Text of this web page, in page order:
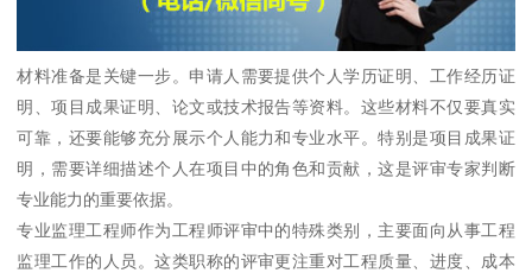
材料准备是关键一步。申请人需要提供个人学历证明、工作经历证
明、项目成果证明、论文或技术报告等资料。这些材料不仅要真实
可靠，还要能够充分展示个人能力和专业水平。特别是项目成果证
明，需要详细描述个人在项目中的角色和贡献，这是评审专家判断
专业能力的重要依据。
专业监理工程师作为工程师评审中的特殊类别，主要面向从事工程
监理工作的人员。这类职称的评审更注重对工程质量、进度、成本